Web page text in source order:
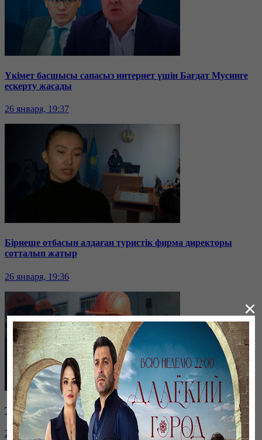
Үкімет басшысы сапасыз интернет үшін Бағдат Мусинге
ескерту жасады
26 января, 19:37
Бірнеше отбасын алдаған туристік фирма директоры
сотталып жатыр
26 января, 19:36
Таразда ТЭЦ қызметкерлері жалақы көтеруді талап етті
26 января, 19:36
×